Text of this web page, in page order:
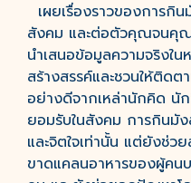
เผยเรื่องราวของการกิ
สังคม และต่อตัวคุณจนคุณ
นำเสนอข้อมูลความจริงใ
สร้างสรรค์และชวนให้ติดต
อย่างดีจากเหล่านักคิด นั
ยอมรับในสังคม การกินมั
และจิตใจเท่านั้น แต่ยังช่
ขาดแคลนอาหารของผู้คน